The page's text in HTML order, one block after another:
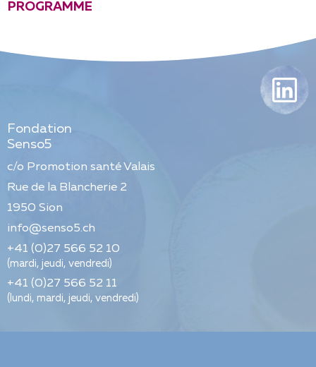
PROGRAMME
Fondation
Senso5
c/o Promotion santé Valais
Rue de la Blancherie 2
1950 Sion
info@senso5.ch
+41 (0)27 566 52 10
(mardi, jeudi, vendredi)
+41 (0)27 566 52 11
(lundi, mardi, jeudi, vendredi)